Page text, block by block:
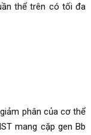
thể trên có tối đa
phân của cơ thể
mang cặp gen Bb